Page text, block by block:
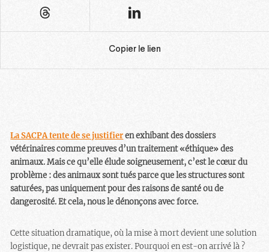
Copier le lien
La SACPA tente de se justifieren exhibant des dossiers
vétérinaires comme preuves d’un traitement «éthique» des
animaux. Mais ce qu’elle élude soigneusement, c’est le cœur du
problème : des animaux sont tués parce que les structures sont
saturées, pas uniquement pour des raisons de santé ou de
dangerosité. Et cela, nous le dénonçons avec force.
Cette situation dramatique, où la mise à mort devient une solution
logistique, ne devrait pas exister. Pourquoi en est-on arrivé là ?